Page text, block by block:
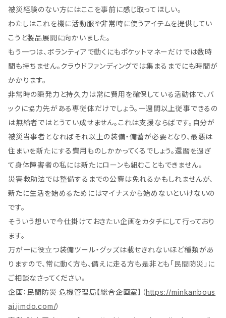
被災経験のない方にはここを事前に感じ取ってほしい。
わたしはこれを機に活動服や非常時に使うアイテムを提供してい
こうと製品展開に向かいました。
もう一つは、ボランティアで動くにもポケットマネーだけでは数時
間も持ちません。クラウドファンディングでは集まるまでにも時間が
かかります。
非常時の瞬発力と持久力は常に費用を確保している活動体で、バ
ックに協力先がある専従体だけでしょう。一週間以上従事できるの
は無給者ではとうてい成せません。これは支援ならばです。自分が
被災当事者となればそれ以上の装備・備蓄が必要となり、最悪は
住まいを新たにする費用ものしかかってくるでしょう。還暦を過ぎ
て身体障害者の私には新たにローンも組むこともできません。
災害救助法では整備するまでの公費は免れるかもしれませんが、
新たに生活を始めるためにはマイナスから始めないといけないの
です。
そういう想いで今仕掛けておきたい企画をカタチにして行っており
ます。
万が一に役立つ装備ツール・グッズは載せきれないほど種類があ
りますので、常に動く方も、備えに走る方も是非とも「民間防災」に
ご相談なさってください。
企画：民間防災 危機管理局【総合企画室】（https://minkanbous
ai.jimdo.com/）